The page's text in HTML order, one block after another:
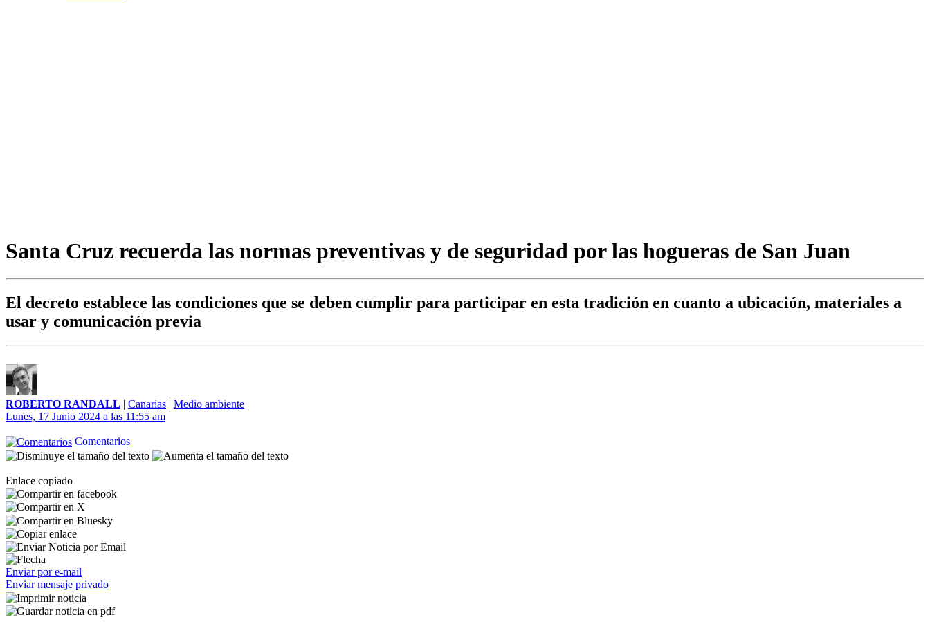
Santa Cruz recuerda las normas preventivas y de seguridad por las hogueras de San Juan
El decreto establece las condiciones que se deben cumplir para participar en esta tradición en cuanto a ubicación, materiales a
usar y comunicación previa
ROBERTO RANDALL | Canarias | Medio ambiente
Lunes, 17 Junio 2024 a las 11:55 am
Comentarios
Enlace copiado
Enviar por e-mail
Enviar mensaje privado